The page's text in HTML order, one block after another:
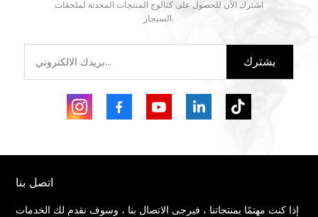
اشترك الآن للحصول على كتالوج المنتجات المحدثة لملحقات
السيجار.
يشترك
اتصل بنا
إذا كنت مهتمًا بمنتجاتنا ، فيرجى الاتصال بنا ، وسوف نقدم لك الخدمات